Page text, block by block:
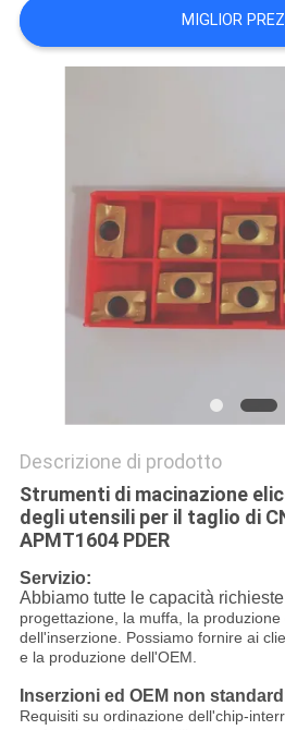
PRIVACY
POLICY
MIGLIOR
Descrizione di prodotto
Strumenti di macinazione
degli utensili per il taglio di
APMT1604 PDER
Servizio:
Abbiamo tutte le capacità
progettazione, la muffa, la produzione
dell'inserzione. Possiamo fornire ai
e la produzione dell'OEM.
Inserzioni ed OEM non
Requisiti su ordinazione dell'chip-